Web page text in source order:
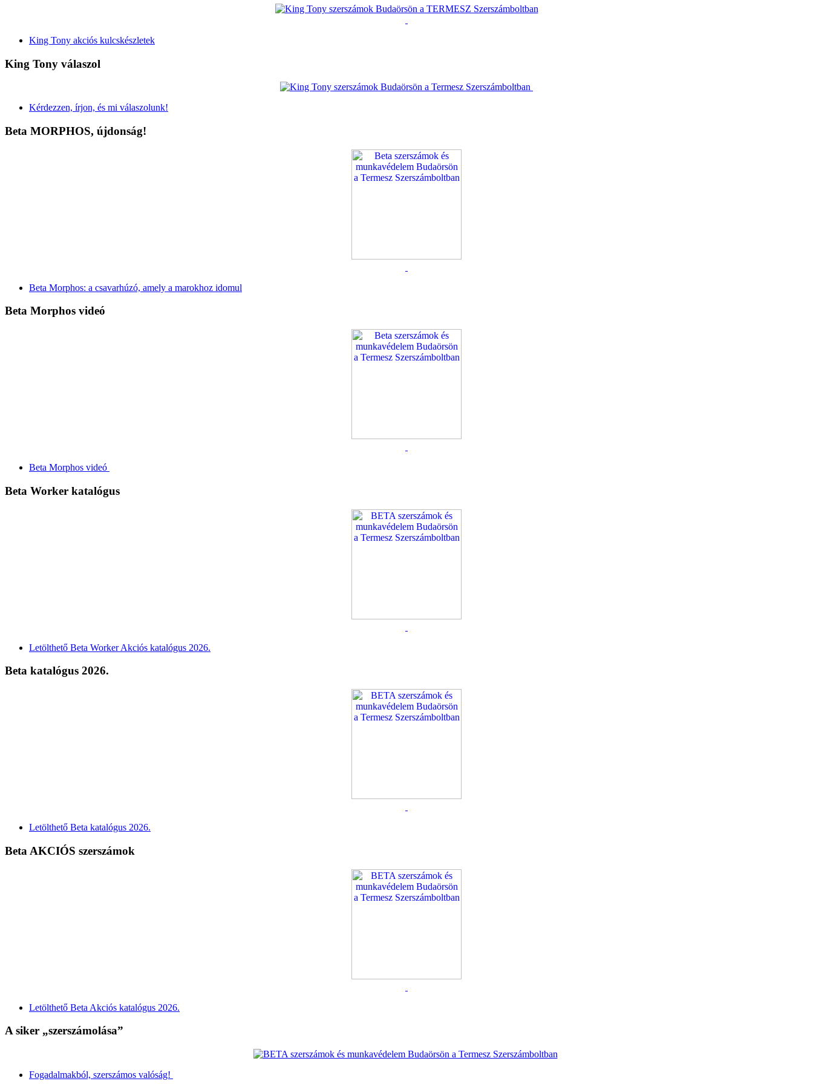
King Tony akciós kulcskészletek
King Tony válaszol
Kérdezzen, írjon, és mi válaszolunk!
Beta MORPHOS, újdonság!
Beta Morphos: a csavarhúzó, amely a marokhoz idomul
Beta Morphos videó
Beta Morphos videó
Beta Worker katalógus
Letölthető Beta Worker Akciós katalógus 2026.
Beta katalógus 2026.
Letölthető Beta katalógus 2026.
Beta AKCIÓS szerszámok
Letölthető Beta Akciós katalógus 2026.
A siker „szerszámolása”
Fogadalmakból, szerszámos valóság!